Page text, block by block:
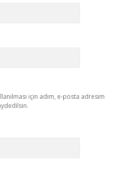
için adım, e-posta adresim